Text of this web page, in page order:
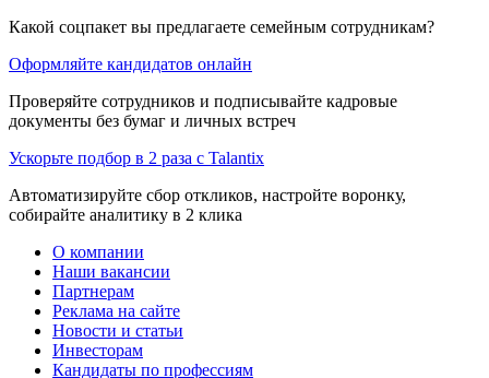
Какой соцпакет вы предлагаете семейным сотрудникам?
Оформляйте кандидатов онлайн
Проверяйте сотрудников и подписывайте кадровые
документы без бумаг и личных встреч
Ускорьте подбор в 2 раза с Talantix
Автоматизируйте сбор откликов, настройте воронку,
собирайте аналитику в 2 клика
О компании
Наши вакансии
Партнерам
Реклама на сайте
Новости и статьи
Инвесторам
Кандидаты по профессиям